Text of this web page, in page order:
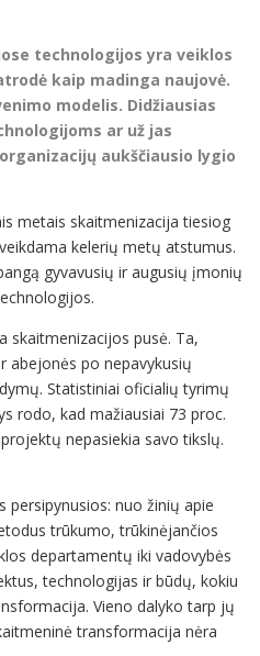
technologijos yra veiklos
kaip madinga naujovė.
modelis. Didžiausias
ar už jas
aukščiausio lygio
metais skaitmenizacija tiesiog
kelerių metų atstumus.
gyvavusių ir augusių įmonių
skaitmenizacijos pusė. Ta,
abejonės po nepavykusių
Statistiniai oficialių tyrimų
rodo, kad mažiausiai 73 proc.
nepasiekia savo tikslų.
persipynusios: nuo žinių apie
trūkumo, trūkinėjančios
departamentų iki vadovybės
technologijas ir būdų, kokiu
Vieno dalyko tarp jų
transformacija nėra